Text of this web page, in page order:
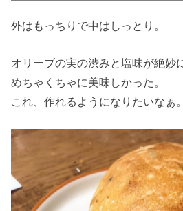
外はもっちりで中はしっとり。
オリーブの実の渋みと塩味が絶妙
めちゃくちゃに美味しかった。
これ、作れるようになりたいなぁ。